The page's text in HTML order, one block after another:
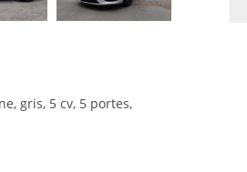
gris, 5 cv, 5 portes,